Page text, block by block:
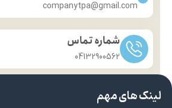
companytpa@gmail.com
شماره تماس
04132900562
لینک های مهم